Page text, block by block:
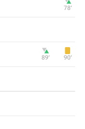
78‎’‎
89‎’‎ 90‎’‎